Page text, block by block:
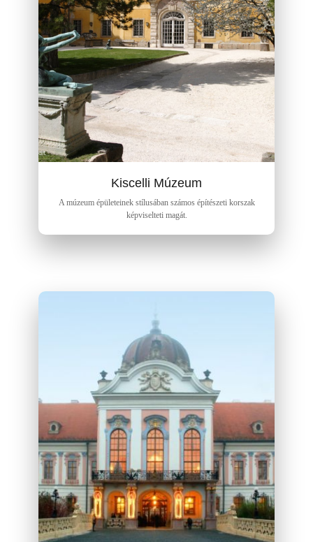
Kiscelli Múzeum
A múzeum épületeinek stílusában számos építészeti korszak
képviselteti magát.